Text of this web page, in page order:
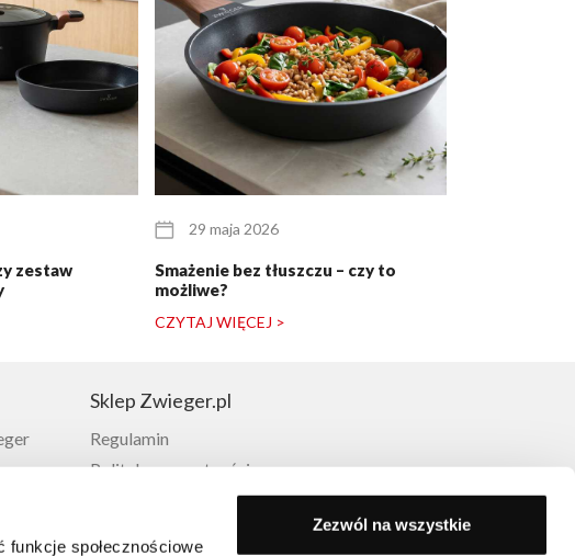
społecznościowe
Zezwól na wszystkie
zestaw
29 maja 2026
Smażenie bez tłuszczu – czy to
możliwe?
CZYTAJ WIĘCEJ >
Sklep Zwieger.pl
Regulamin
Polityka prywatności